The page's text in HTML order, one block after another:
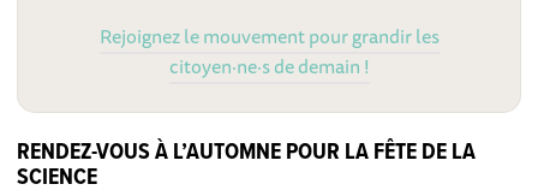
Rejoignez le mouvement pour grandir les
citoyen·ne·s de demain !
RENDEZ-VOUS À L’AUTOMNE POUR LA FÊTE DE LA
SCIENCE